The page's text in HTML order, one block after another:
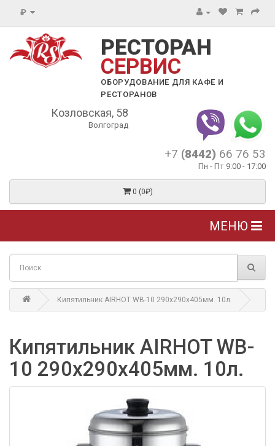
₽
РЕСТОРАН
СЕРВИС
ОБОРУДОВАНИЕ ДЛЯ КАФЕ И
РЕСТОРАНОВ
Козловская, 58
Волгоград
+7 (8442) 66 76 53
Пн - Пт 9:00 - 17:00
0 (0₽)
МЕНЮ
Кипятильник AIRHOT WB-10 290х290х405мм. 10л.
Кипятильник AIRHOT WB-
10 290х290х405мм. 10л.